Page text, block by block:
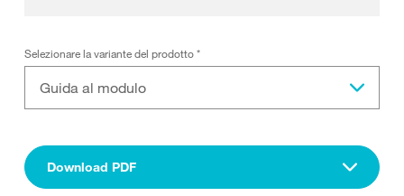
Selezionare la variante del prodotto*
Guida al modulo
Download PDF